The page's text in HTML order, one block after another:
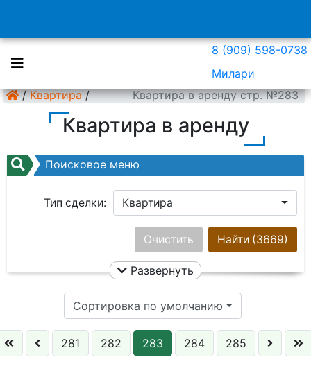
8 (909) 598-0738
Милари
/ Квартира / Квартира в аренду стр. №283
Квартира в аренду
Поисковое меню
Тип сделки: Квартира
Ничего не выбрано
Цена:
Кол. комнат:
Этаж:
Найти (3669)
Очистить
Развернуть
Сортировка по умолчанию
281 282 283 284 285